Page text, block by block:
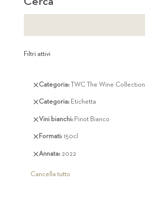
Filtri attivi
Categoria TWC The Wine Collection
Rimuovi
articolo
Categoria Etichetta
Rimuovi
articolo
Vini bianchi Pinot Bianco
Rimuovi
articolo
Formati 150cl
Rimuovi
articolo
Annata 2022
Rimuovi
articolo
Cancella tutto